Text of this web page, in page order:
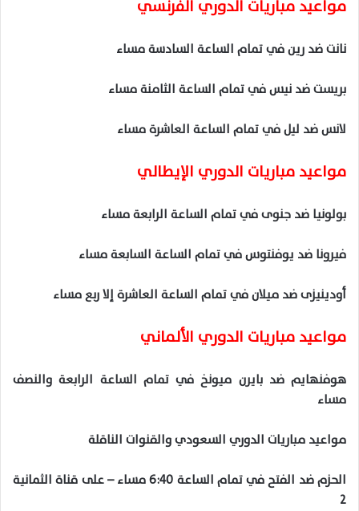
مواعيد مباريات الدوري الفرنسي
نانت ضد رين في تمام الساعة السادسة مساء
بريست ضد نيس في تمام الساعة الثامنة مساء
لانس ضد ليل في تمام الساعة العاشرة مساء
مواعيد مباريات الدوري الإيطالي
بولونيا ضد جنوى في تمام الساعة الرابعة مساء
فيرونا ضد يوفنتوس في تمام الساعة السابعة مساء
أودينيزى ضد ميلان في تمام الساعة العاشرة إلا ربع مساء
مواعيد مباريات الدوري الألماني
هوفنهايم ضد بايرن ميونخ في تمام الساعة الرابعة والنصف
مساء
مواعيد مباريات الدوري السعودي والقنوات الناقلة
الحزم ضد الفتح في تمام الساعة 6:40 مساء – على قناة الثمانية
2